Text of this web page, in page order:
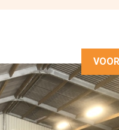
VOOR